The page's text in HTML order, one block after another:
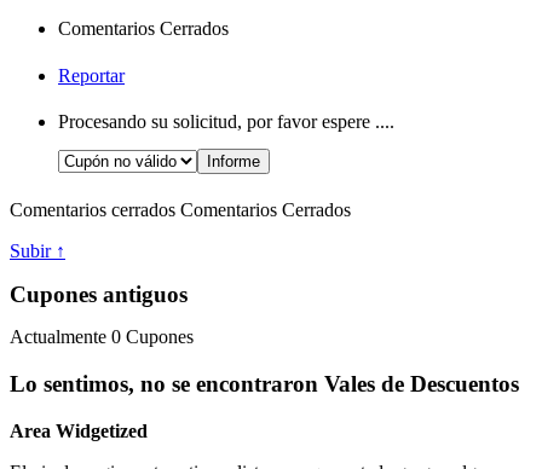
Comentarios Cerrados
Reportar
Procesando su solicitud, por favor espere ....
Comentarios cerrados Comentarios Cerrados
Subir ↑
Cupones antiguos
Actualmente 0 Cupones
Lo sentimos, no se encontraron Vales de Descuentos
Area Widgetized